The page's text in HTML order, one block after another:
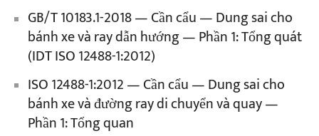
GB/T 10183.1-2018 — Cần cẩu — Dung sai cho
bánh xe và ray dẫn hướng — Phần 1: Tổng quát
(IDT ISO 12488-1:2012)
ISO 12488-1:2012 — Cần cẩu — Dung sai cho
bánh xe và đường ray di chuyển và quay —
Phần 1: Tổng quan